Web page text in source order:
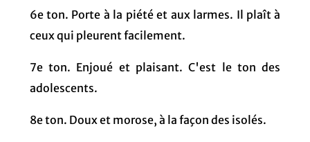
6e ton. Porte à la piété et aux larmes. Il plaît à
ceux qui pleurent facilement.
7e ton. Enjoué et plaisant. C'est le ton des
adolescents.
8e ton. Doux et morose, à la façon des isolés.